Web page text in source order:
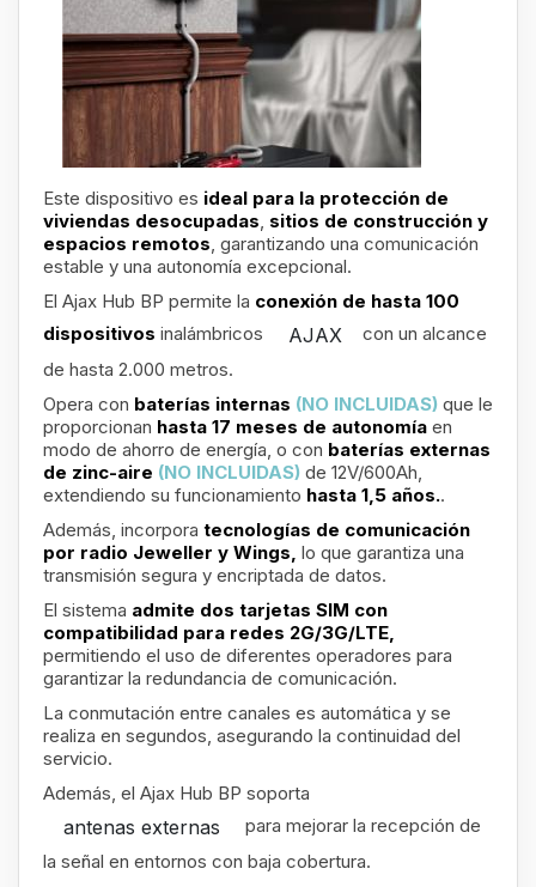
Este dispositivo es ideal para la protección de
viviendas desocupadas, sitios de construcción y
espacios remotos, garantizando una comunicación
estable y una autonomía excepcional.
El Ajax Hub BP permite la conexión de hasta 100
dispositivos inalámbricos AJAX
con un alcance
de hasta 2.000 metros.
Opera con baterías internas (NO INCLUIDAS) que le
proporcionan hasta 17 meses de autonomía en
modo de ahorro de energía, o con baterías externas
de zinc-aire (NO INCLUIDAS) de 12V/600Ah,
extendiendo su funcionamiento hasta 1,5 años..
Además, incorpora tecnologías de comunicación
por radio Jeweller y Wings, lo que garantiza una
transmisión segura y encriptada de datos.
El sistema admite dos tarjetas SIM con
compatibilidad para redes 2G/3G/LTE,
permitiendo el uso de diferentes operadores para
garantizar la redundancia de comunicación.
La conmutación entre canales es automática y se
realiza en segundos, asegurando la continuidad del
servicio.
Además, el Ajax Hub BP soporta
antenas externas
para mejorar la recepción de
la señal en entornos con baja cobertura.